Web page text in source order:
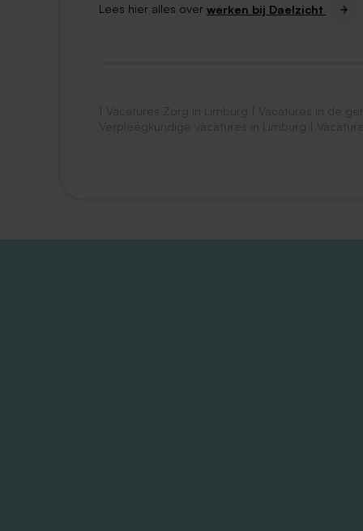
Lees hier alles over werken bij Daelzicht